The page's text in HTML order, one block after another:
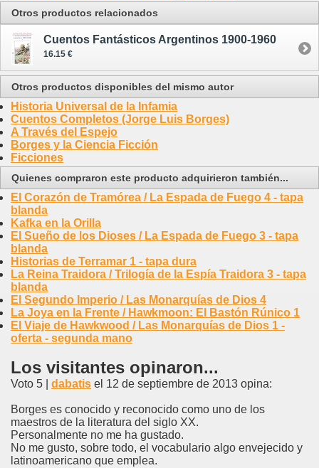
Otros productos relacionados
Cuentos Fantásticos Argentinos 1900-1960
16.15 €
Otros productos disponibles del mismo autor
Historia Universal de la Infamia
Cuentos Completos (Jorge Luis Borges)
A Través del Espejo
Borges y la Ciencia Ficción
Ficciones
Quienes compraron este producto adquirieron también...
El Corazón de Tramórea / La Espada de Fuego 4 - tapa
blanda
Kafka en la Orilla
El Sueño de los Dioses / La Espada de Fuego 3 - tapa
blanda
Historias de Terramar 1 - tapa dura
La Reina Traidora / Trilogía de la Espía Traidora 3 - tapa
blanda
El Segundo Imperio / Las Monarquías de Dios 4
La Joya en la Frente / Hawkmoon: El Bastón Rúnico 1
El Viaje de Hawkwood / Las Monarquías de Dios 1 -
oferta - segunda mano
Los visitantes opinaron...
Voto 5 | dabatis el 12 de septiembre de 2013 opina:
Borges es conocido y reconocido como uno de los
maestros de la literatura del siglo XX.
Personalmente no me ha gustado.
No me gusto, sobre todo, el vocabulario algo envejecido y
latinoamericano que emplea.